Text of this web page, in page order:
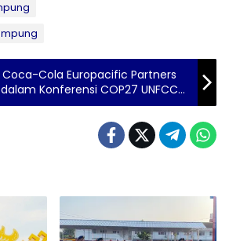
Coca-Cola Europacific Partners
Konferensi COP27 UNFCCC